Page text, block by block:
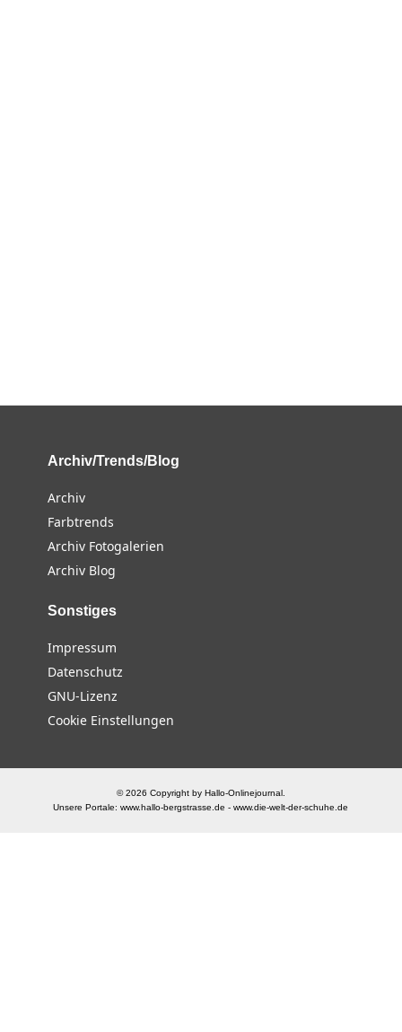
Archiv/Trends/Blog
Archiv
Farbtrends
Archiv Fotogalerien
Archiv Blog
Sonstiges
Impressum
Datenschutz
GNU-Lizenz
Cookie Einstellungen
© 2026 Copyright by Hallo-Onlinejournal.
Unsere Portale:www.hallo-bergstrasse.de -www.die-welt-der-schuhe.de